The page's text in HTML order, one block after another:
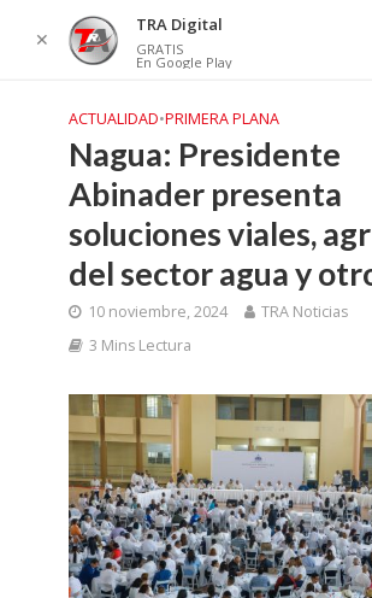
ACTUALIDAD•PRIMERA PLANA
Nagua: Presidente
Abinader presenta
soluciones viales,
del sector agua y
10 noviembre, 2024
TRA Noticias
3 Mins Lectura
✕
TRA Digital
GRATIS
En Google Play